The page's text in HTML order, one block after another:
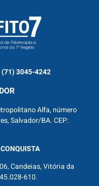
(71) 3045-4242
Alfa, número
Salvador/BA. CEP:
Candeias, Vitória da
610.